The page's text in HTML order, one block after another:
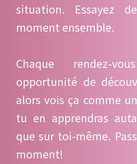
situation. Essayez
moment ensemble.
Chaque rendez-
opportunité de
alors vois ça comme
tu en apprendras
que sur toi-même.
moment!